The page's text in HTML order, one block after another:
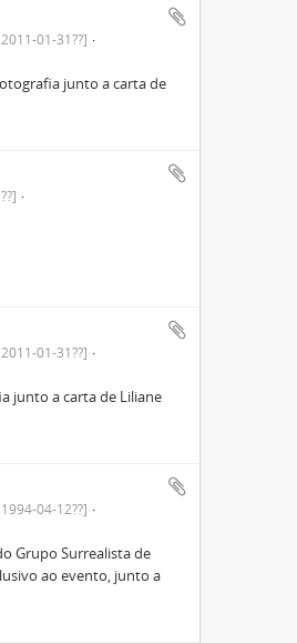
01-31??]
junto a carta de
01-31??]
junto a carta de Liliane
04-12??]
Grupo Surrealista de
ao evento, junto a